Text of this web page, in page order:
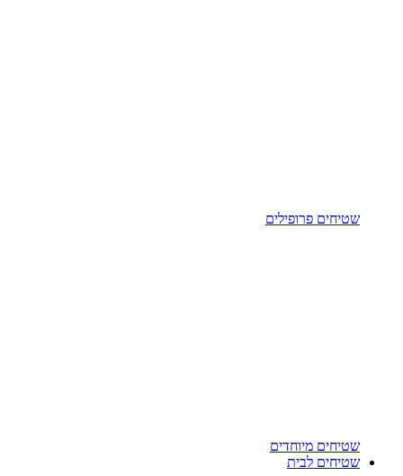
שטיחים פרופילים
שטיחים מיוחדים
שטיחים לבית